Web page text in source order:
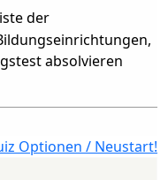
der
absolvieren
Optionen / Neustart!